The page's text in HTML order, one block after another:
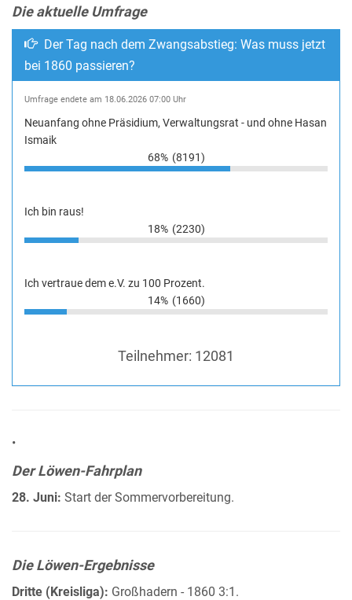
Die aktuelle Umfrage
Der Tag nach dem Zwangsabstieg: Was muss jetzt
bei 1860 passieren?
Umfrage endete am 18.06.2026 07:00 Uhr
Neuanfang ohne Präsidium, Verwaltungsrat - und ohne Hasan
Ismaik
68% (8191)
Ich bin raus!
18% (2230)
Ich vertraue dem e.V. zu 100 Prozent.
14% (1660)
Teilnehmer: 12081
•
Der Löwen-Fahrplan
28. Juni: Start der Sommervorbereitung.
Die Löwen-Ergebnisse
Dritte (Kreisliga): Großhadern - 1860 3:1.